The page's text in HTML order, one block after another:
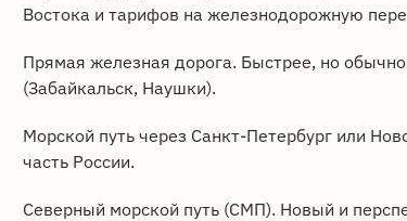
Востока и тарифов на железнодорожную
Прямая железная дорога. Быстрее, но
(Забайкальск, Наушки).
Морской путь через Санкт-Петербург или
часть России.
Северный морской путь (СМП). Новый и